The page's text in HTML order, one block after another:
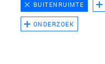
BUITENRUIMTE
ONDERZOEK